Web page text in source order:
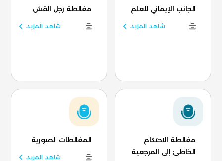
الجانب الإيماني للعلم
شاهد المزيد
مغالطة رجل القش
شاهد المزيد
مغالطة الاحتكام
الخاطئ إلى المرجعية
المغالطات الصورية
شاهد المزيد